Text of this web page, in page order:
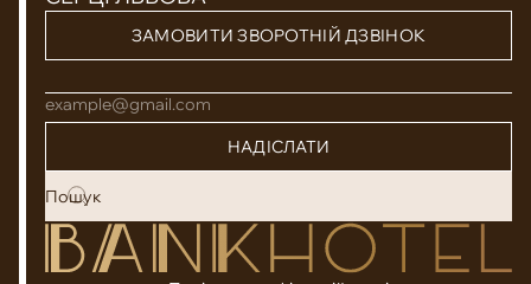
ЗАМОВИТИ ЗВОРОТНІЙ ДЗВІНОК
example@gmail.com
НАДІСЛАТИ